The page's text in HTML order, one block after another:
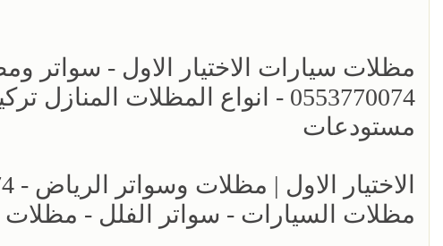
مظلات سيارات الاختيار الاول - سواتر
0553770074 - انواع المظلات
مستودعات
مظلات السيارات - سواتر الفلل -